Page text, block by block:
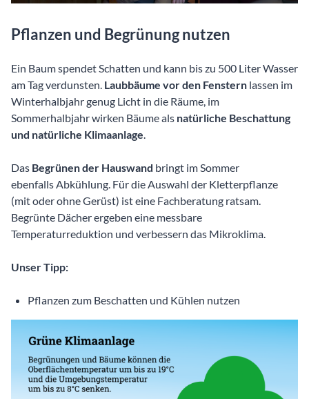
Pflanzen und Begrünung nutzen
Ein Baum spendet Schatten und kann bis zu 500 Liter Wasser
am Tag verdunsten. Laubbäume vor den Fenstern lassen im
Winterhalbjahr genug Licht in die Räume, im
Sommerhalbjahr wirken Bäume als natürliche Beschattung
und natürliche Klimaanlage.
Das Begrünen der Hauswand bringt im Sommer
ebenfalls Abkühlung. Für die Auswahl der Kletterpflanze
(mit oder ohne Gerüst) ist eine Fachberatung ratsam.
Begrünte Dächer ergeben eine messbare
Temperaturreduktion und verbessern das Mikroklima.
Unser Tipp:
Pflanzen zum Beschatten und Kühlen nutzen